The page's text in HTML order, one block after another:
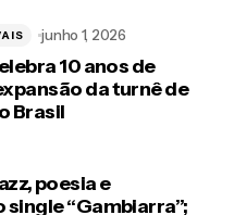
10 anos de
da turnê de
Brasil
junho 1, 2026
poesia e
“Gambiarra”;